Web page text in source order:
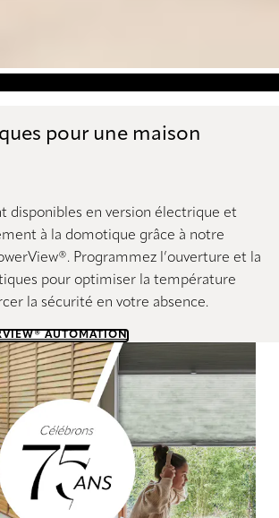
pour une maison
disponibles en version électrique et
à la domotique grâce à notre
Programmez l’ouverture et la
pour optimiser la température
la sécurité en votre absence.
AUTOMATION